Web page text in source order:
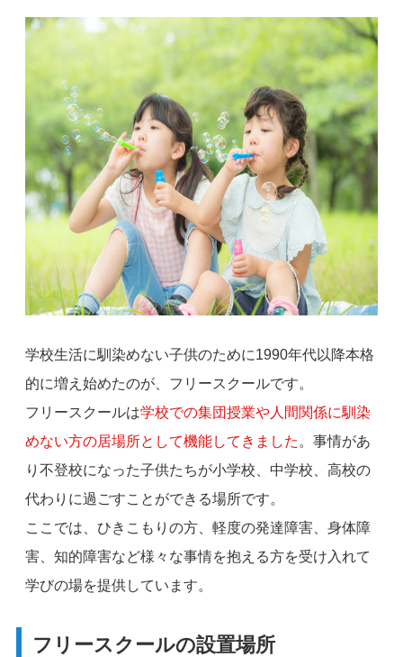
学校生活に馴染めない子供のために1990年代以降本格
的に増え始めたのが、フリースクールです。
フリースクールは学校での集団授業や人間関係に馴染
めない方の居場所として機能してきました 。事情があ
り不登校になった子供たちが小学校、中学校、高校の
代わりに過ごすことができる場所です。
ここでは、ひきこもりの方、軽度の発達障害、身体障
害、知的障害など様々な事情を抱える方を受け入れて
学びの場を提供しています。
フリースクールの設置場所